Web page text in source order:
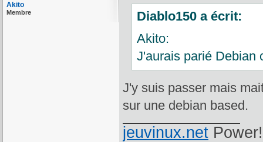
Akito
Membre
Diablo150 a écrit:
Akito:
J'aurais parié Debian
J'y suis passer mais
sur une debian based.
jeuvinux.net